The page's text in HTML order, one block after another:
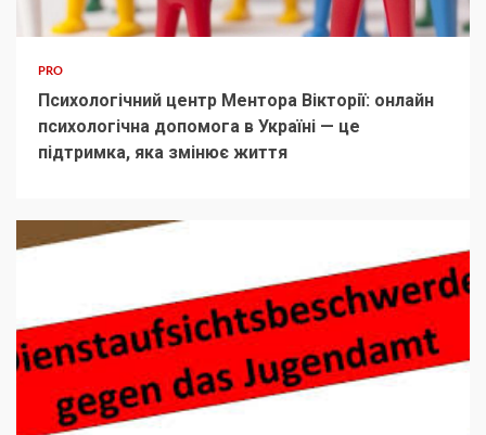
PRO
Психологічний центр Ментора Вікторії: онлайн
психологічна допомога в Україні — це
підтримка, яка змінює життя